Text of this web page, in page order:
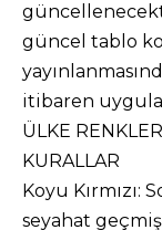
güncel tablo
itibaren
ÜLKE
KURALLAR
Koyu
seyahat